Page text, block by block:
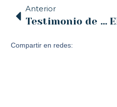
Anterior
Testimonio de Karina Estrella y Asociación Cántabra Pro Vida.
Compartir en redes: